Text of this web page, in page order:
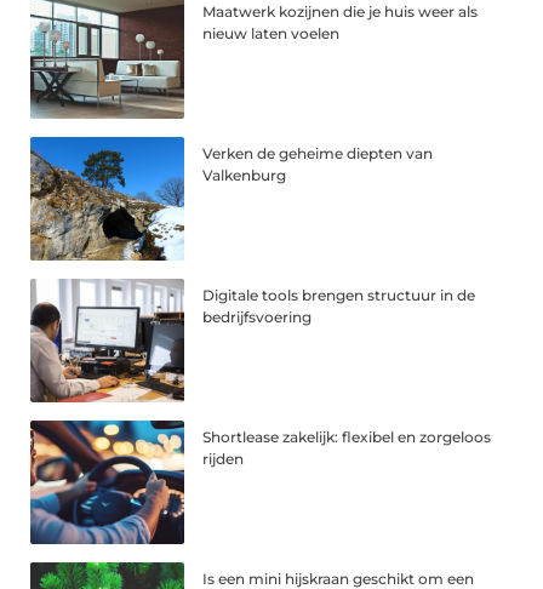
Maatwerk kozijnen die je huis weer als
nieuw laten voelen
Verken de geheime diepten van
Valkenburg
Digitale tools brengen structuur in de
bedrijfsvoering
Shortlease zakelijk: flexibel en zorgeloos
rijden
Is een mini hijskraan geschikt om een